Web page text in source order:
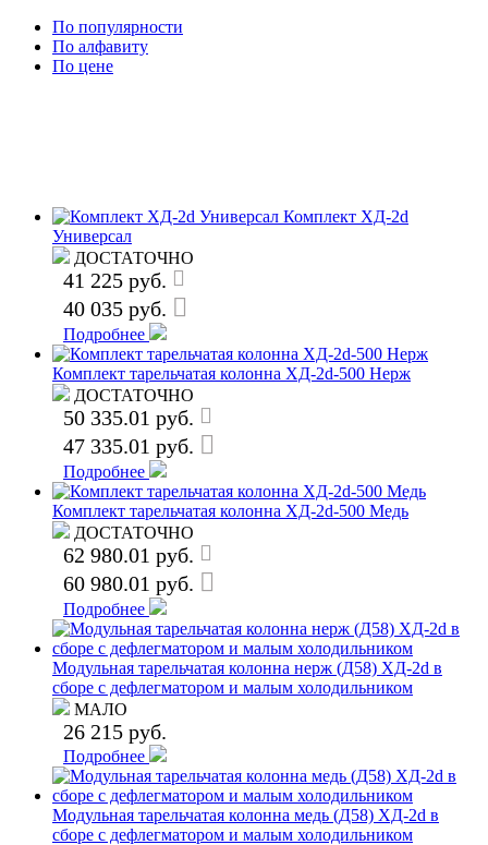
По популярности
По алфавиту
По цене
Комплект ХД-2d
Универсал
ДОСТАТОЧНО
41 225 руб.
40 035 руб.
Подробнее
Комплект тарельчатая колонна ХД-2d-500 Нерж
ДОСТАТОЧНО
50 335.01 руб.
47 335.01 руб.
Подробнее
Комплект тарельчатая колонна ХД-2d-500 Медь
ДОСТАТОЧНО
62 980.01 руб.
60 980.01 руб.
Подробнее
Модульная тарельчатая колонна нерж (Д58) ХД-2d в
сборе с дефлегматором и малым холодильником
МАЛО
26 215 руб.
Подробнее
Модульная тарельчатая колонна медь (Д58) ХД-2d в
сборе с дефлегматором и малым холодильником